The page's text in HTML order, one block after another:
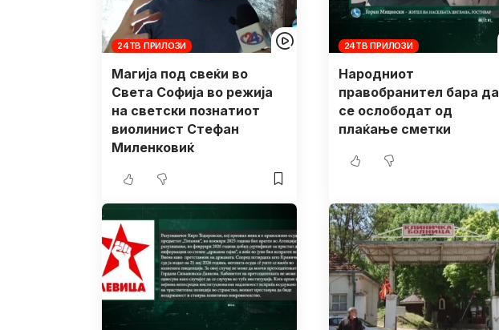
24ТВ ПРИЛОЗИ
Магија под свеќи во
Света Софија во режија
на светски познатиот
виолинист Стефан
Миленковиќ
24ТВ ПРИЛОЗИ
Народниот
правобранител бара да
се ослободат од
плаќање сметки